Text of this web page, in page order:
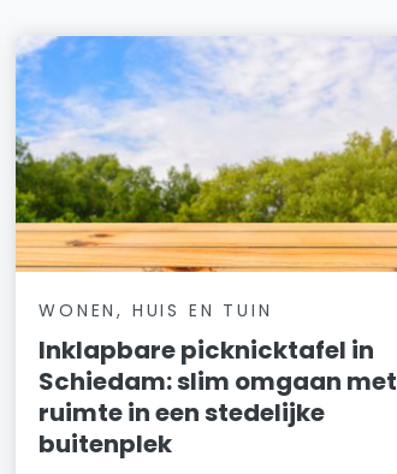
WONEN, HUIS EN TUIN
Inklapbare picknicktafel in
Schiedam: slim omgaan met
ruimte in een stedelijke
buitenplek